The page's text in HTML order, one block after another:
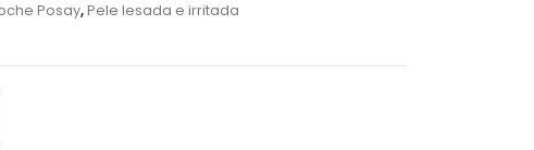
Posay,Pele lesada e irritada